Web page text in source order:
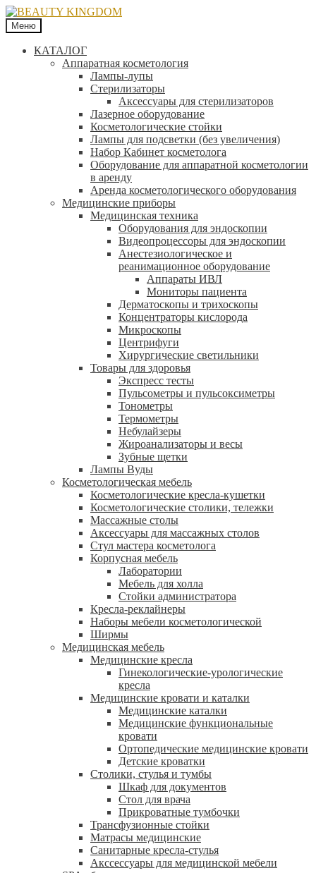
Меню
КАТАЛОГ
Аппаратная косметология
Лампы-лупы
Стерилизаторы
Аксессуары для стерилизаторов
Лазерное оборудование
Косметологические стойки
Лампы для подсветки (без увеличения)
Набор Кабинет косметолога
Оборудование для аппаратной косметологии
в аренду
Аренда косметологического оборудования
Медицинские приборы
Медицинская техника
Оборудования для эндоскопии
Видеопроцессоры для эндоскопии
Анестезиологическое и
реанимационное оборудование
Аппараты ИВЛ
Мониторы пациента
Дерматоскопы и трихоскопы
Концентраторы кислорода
Микроскопы
Центрифуги
Xирургические светильники
Товары для здоровья
Экспресс тесты
Пульсометры и пульсоксиметры
Тонометры
Термометры
Небулайзеры
Жироанализаторы и весы
Зубные щетки
Лампы Вуды
Косметологическая мебель
Косметологические кресла-кушетки
Косметологические столики, тележки
Массажные столы
Аксессуары для массажных столов
Стул мастера косметолога
Корпусная мебель
Лаборатории
Мебель для холла
Стойки администратора
Кресла-реклайнеры
Наборы мебели косметологической
Ширмы
Медицинская мебель
Медицинские кресла
Гинекологические-урологические
кресла
Медицинские кровати и каталки
Медицинские каталки
Медицинские функциональные
кровати
Ортопедические медицинские кровати
Детские кроватки
Столики, стулья и тумбы
Шкаф для документов
Стол для врача
Прикроватные тумбочки
Трансфузионные стойки
Матрасы медицинские
Санитарные кресла-стулья
Акссессуары для медицинской мебели